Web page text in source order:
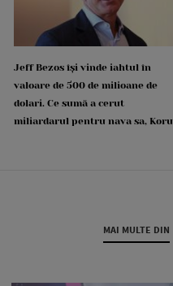
Jeff Bezos își vinde iahtul în
valoare de 500 de milioane de
dolari. Ce sumă a cerut
miliardarul pentru nava sa, Koru
MAI MULTE DIN